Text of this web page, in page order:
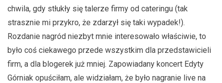
chwila, gdy stłukły się talerze firmy od cateringu (tak
strasznie mi przykro, że zdarzył się taki wypadek!).
Rozdanie nagród niezbyt mnie interesowało właściwie, to
było coś ciekawego przede wszystkim dla przedstawicieli
firm, a dla blogerek już mniej. Zapowiadany koncert Edyty
Górniak opuściłam, ale widziałam, że było nagranie live na